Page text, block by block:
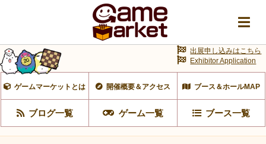
ゲームマーケットとは 開催概要＆アクセス ブース＆ホールMAP
ブログ一覧 ゲーム一覧 ブース一覧
出展申し込みはこちら
Exhibitor Application